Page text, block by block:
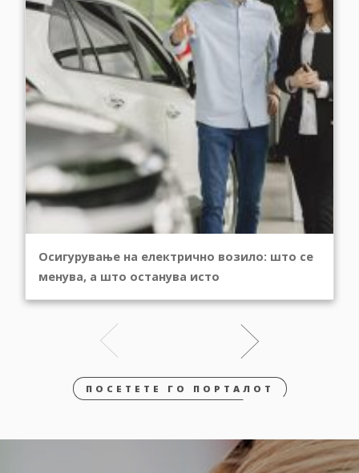
Осигурување на електрично возило: што се
менува, а што останува исто
ПОСЕТЕТЕ ГО ПОРТАЛОТ